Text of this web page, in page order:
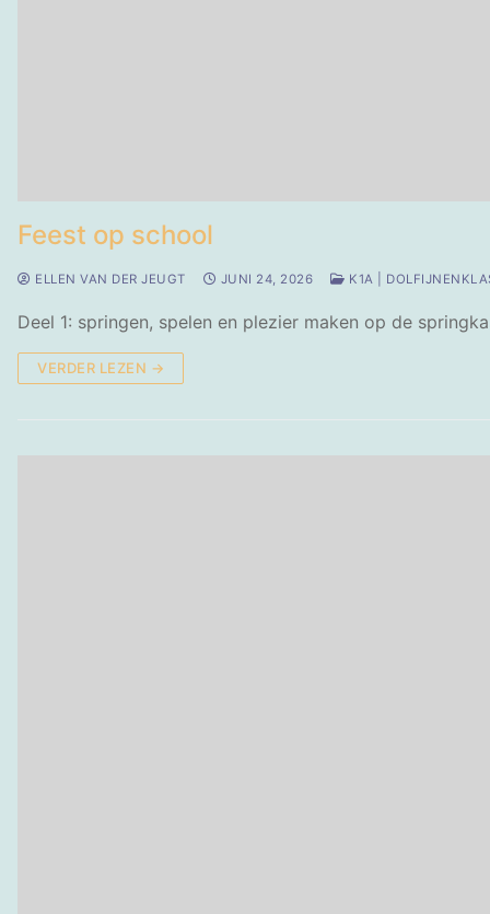
Feest op school
ELLEN VAN DER JEUGT JUNI 24, 2026 K1A |
Deel 1: springen, spelen en plezier maken op de
VERDER LEZEN →